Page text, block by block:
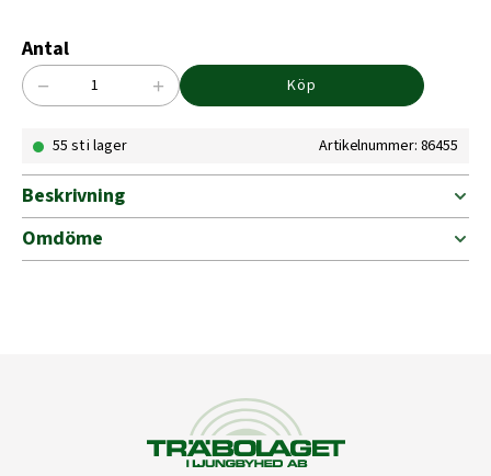
Antal
Fat
svart
30cm
86415
mängd
− + Köp
55 st i lager Artikelnummer: 86455
Beskrivning
Omdöme